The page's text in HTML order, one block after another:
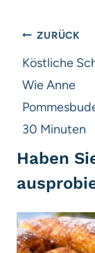
ZURÜCK
Köstliche
Wie Anne
30 Minuten
Haben